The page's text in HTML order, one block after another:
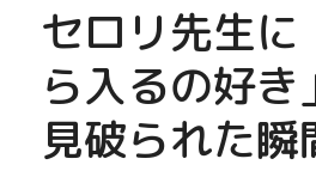
セロリ先生に
ら入るの好き
見破られた瞬